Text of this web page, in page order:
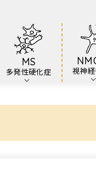
MS
多発性硬化症 視神